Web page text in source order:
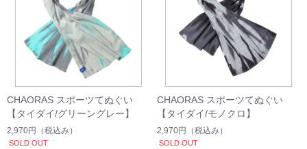
CHAORAS スポーツてぬぐい
【タイダイ/グリーングレー】
2,970円 （税込み）
SOLD OUT
CHAORAS スポーツてぬぐい
【タイダイ/モノクロ】
2,970円 （税込み）
SOLD OUT